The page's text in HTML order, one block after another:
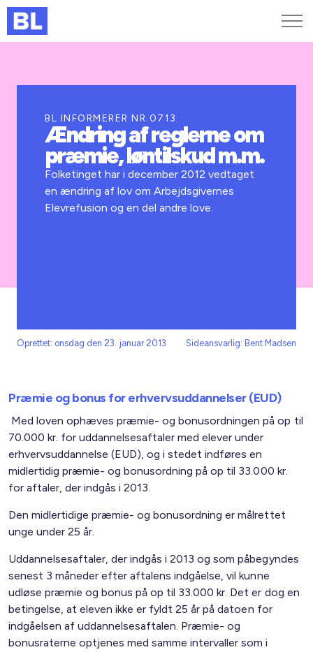
Kurser og arrangementer
Jobportalen
BL INFORMERER NR.0713
Ændring af reglerne om
præmie, løntilskud m.m.
Folketinget har i december 2012 vedtaget
en ændring af lov om Arbejdsgivernes
Elevrefusion og en del andre love.
Oprettet: onsdag den 23. januar 2013 Sideansvarlig: Bent Madsen
Præmie og bonus for erhvervsuddannelser (EUD)
Med loven ophæves præmie- og bonusordningen på op til
70.000 kr. for uddannelsesaftaler med elever under
erhvervsuddannelse (EUD), og i stedet indføres en
midlertidig præmie- og bonusordning på op til 33.000 kr.
for aftaler, der indgås i 2013.
Den midlertidige præmie- og bonusordning er målrettet
unge under 25 år.
Uddannelsesaftaler, der indgås i 2013 og som påbegyndes
senest 3 måneder efter aftalens indgåelse, vil kunne
udløse præmie og bonus på op til 33.000 kr. Det er dog en
betingelse, at eleven ikke er fyldt 25 år på datoen for
indgåelsen af uddannelsesaftalen. Præmie- og
bonusraterne optjenes med samme intervaller som i